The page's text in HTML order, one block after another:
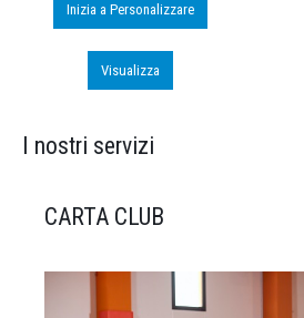
Inizia a Personalizzare
Visualizza
I nostri servizi
CARTA CLUB